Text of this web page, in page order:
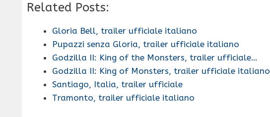
Related Posts:
Gloria Bell, trailer ufficiale italiano
Pupazzi senza Gloria, trailer ufficiale italiano
Godzilla II: King of the Monsters, trailer ufficiale…
Godzilla II: King of Monsters, trailer ufficiale italiano
Santiago, Italia, trailer ufficiale
Tramonto, trailer ufficiale italiano